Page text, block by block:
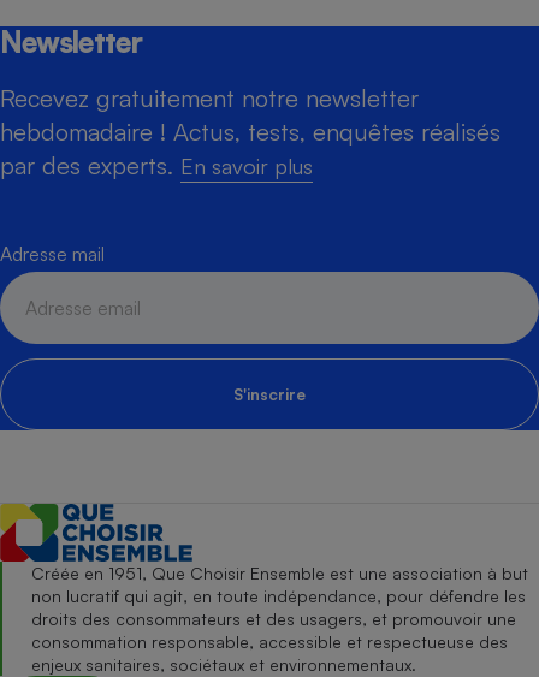
Newsletter
Recevez gratuitement notre newsletter
hebdomadaire ! Actus, tests, enquêtes réalisés
par des experts. En savoir plus
Adresse mail
S'inscrire
Créée en 1951, Que Choisir Ensemble est une association à but
non lucratif qui agit, en toute indépendance, pour défendre les
droits des consommateurs et des usagers, et promouvoir une
consommation responsable, accessible et respectueuse des
enjeux sanitaires, sociétaux et environnementaux.